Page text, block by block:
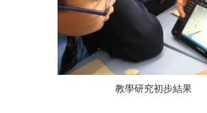
教學研究初步結果